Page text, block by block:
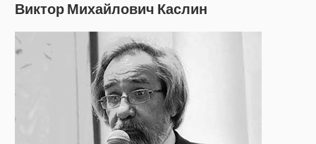
Виктор Михайлович Каслин